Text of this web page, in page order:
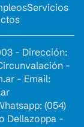
Servicios
- Dirección:
-
- Email:
(054)
Dellazoppa -